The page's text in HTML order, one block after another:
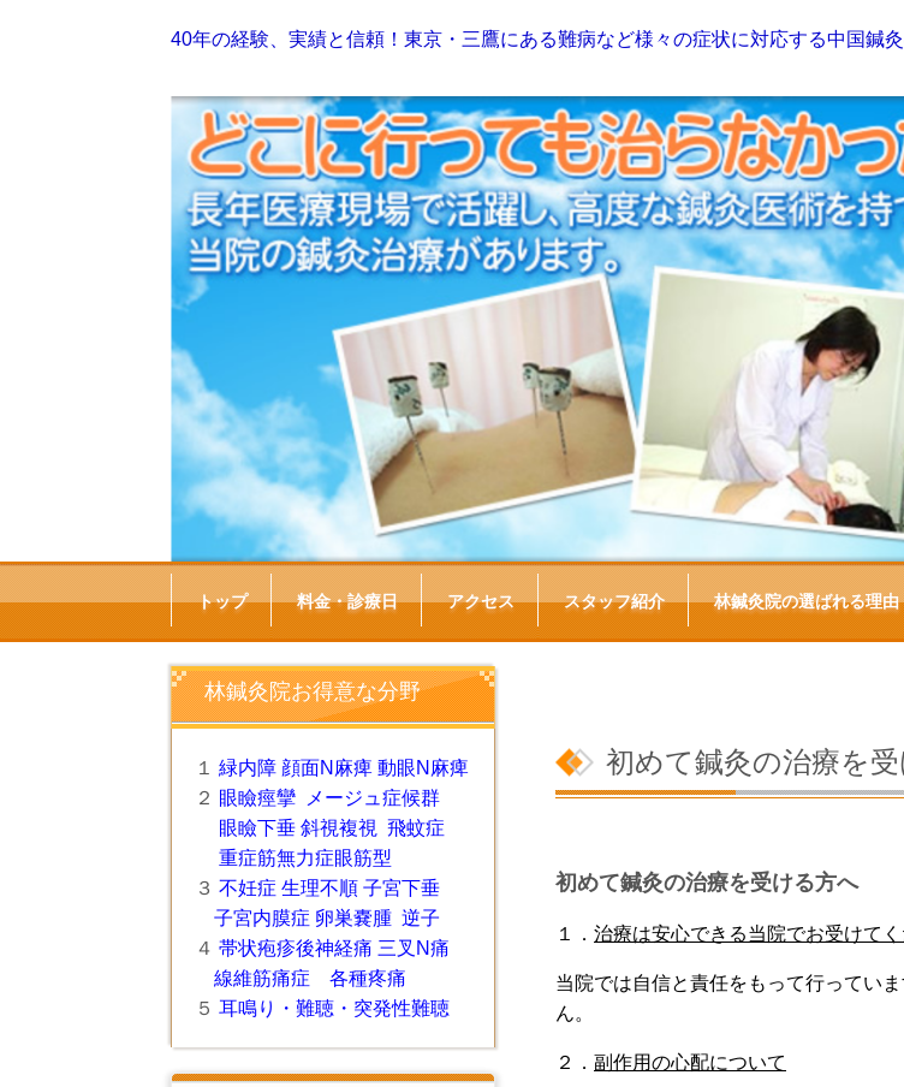
40年の経験、実績と信頼！東京・三鷹にある難病など様々の症状に対応する中国鍼
トップ 料金・診療日 アクセス スタッフ紹介 林鍼灸院の選ばれる理由
初めて鍼灸の治療を
初めて鍼灸の治療を受ける方へ
１． 治療は安心できる当院でお受けて
当院では自信と責任をもって行ってい
ん。
２． 副作用の心配について
林鍼灸院お得意な分野
１ 緑内障 顔面N麻痺 動眼N麻痺
２ 眼瞼痙攣 メージュ症候群
眼瞼下垂 斜視複視 飛蚊症
重症筋無力症眼筋型
３ 不妊症 生理不順 子宮下垂
子宮内膜症 卵巣嚢腫 逆子
４ 帯状疱疹後神経痛 三叉N痛
線維筋痛症
各種疼痛
５ 耳鳴り ・ 難聴 ・ 突発性難聴